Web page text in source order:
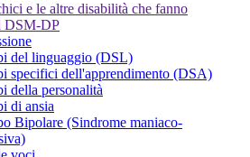
e le altre disabilità che fanno
DSM-DP
del linguaggio (DSL)
specifici dell'apprendimento (DSA)
della personalità
di ansia
Bipolare (Sindrome maniaco-